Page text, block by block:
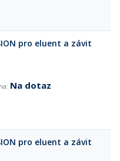
pro eluent a závit
Na dotaz
pro eluent a závit